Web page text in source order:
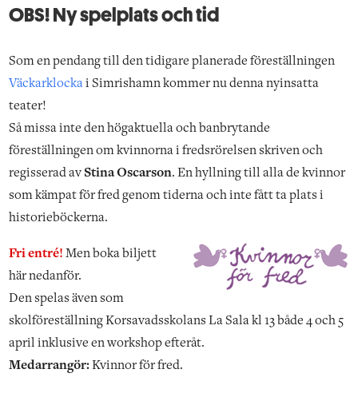
OBS! Ny spelplats och tid
Som en pendang till den tidigare planerade föreställningen
Väckarklockai Simrishamn kommer nu denna nyinsatta
teater!
Så missa inte den högaktuella och banbrytande
föreställningen om kvinnorna i fredsrörelsen skriven och
regisserad av Stina Oscarson. En hyllning till alla de kvinnor
som kämpat för fred genom tiderna och inte fått ta plats i
historieböckerna.
Fri entré! Men boka biljett
här nedanför.
Den spelas även som
skolföreställning Korsavadsskolans La Sala kl 13 både 4 och 5
april inklusive en workshop efteråt.
Medarrangör:Kvinnor för fred.